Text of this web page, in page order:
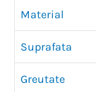
Material
Suprafata
Greutate